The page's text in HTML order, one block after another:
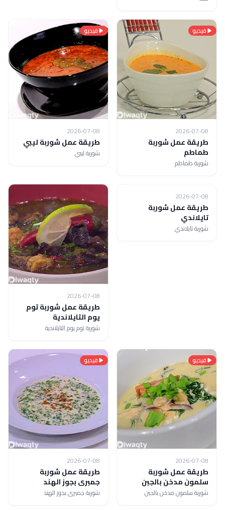
فيديو
2026-07-08
طريقة عمل شوربة
طماطم
شوربة طماطم
فيديو
2026-07-08
طريقة عمل شوربة ليبي
شوربة ليبي
فيديو
2026-07-08
طريقة عمل شوربة
تايلاندي
شوربة تايلاندي
2026-07-08
طريقة عمل شوربة توم
يوم التايلاندية
شوربة توم يوم التايلاندية
فيديو
2026-07-08
طريقة عمل شوربة
سلمون مدخن بالجبن
شوربة سلمون مدخن بالجبن
فيديو
2026-07-08
طريقة عمل شوربة
جمبرى بجوز الهند
شوربة جمبرى بجوز الهند